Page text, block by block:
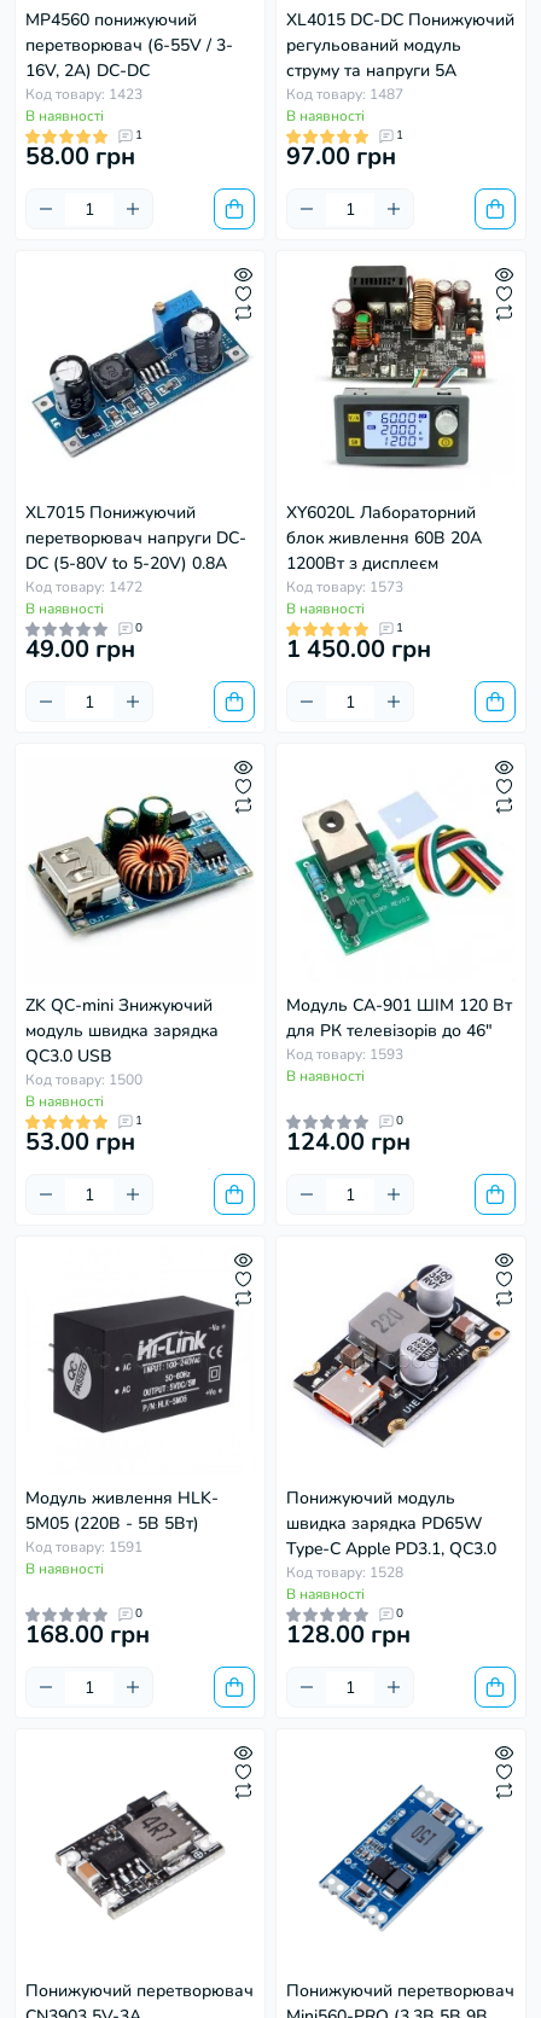
MP4560 понижуючий
перетворювач (6-55V / 3-
16V, 2A) DC-DC
Код товару: 1423
В наявності
1
58.00 грн
XL4015 DC-DC Понижуючий
регульований модуль
струму та напруги 5A
Код товару: 1487
В наявності
1
97.00 грн
XL7015 Понижуючий
перетворювач напруги DC-
DC (5-80V to 5-20V) 0.8A
Код товару: 1472
В наявності
0
49.00 грн
XY6020L Лабораторний
блок живлення 60В 20A
1200Вт з дисплеєм
Код товару: 1573
В наявності
1
1 450.00 грн
ZK QC-mini Знижуючий
модуль швидка зарядка
QC3.0 USB
Код товару: 1500
В наявності
1
53.00 грн
Модуль CA-901 ШІМ 120 Вт
для РК телевізорів до 46"
Код товару: 1593
В наявності
0
124.00 грн
Модуль живлення HLK-
5M05 (220В - 5В 5Вт)
Код товару: 1591
В наявності
0
168.00 грн
Понижуючий модуль
швидка зарядка PD65W
Type-C Apple PD3.1, QC3.0
Код товару: 1528
В наявності
0
128.00 грн
Понижуючий перетворювач
Понижуючий перетворювач